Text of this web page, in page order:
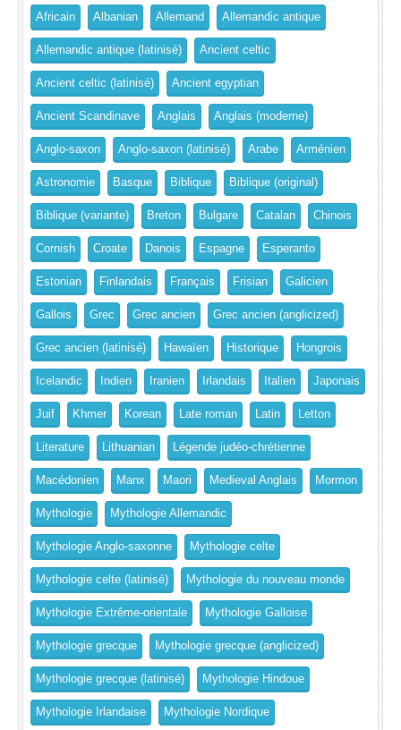
Africain Albanian Allemand Allemandic antique
Allemandic antique (latinisé) Ancient celtic
Ancient celtic (latinisé) Ancient egyptian
Ancient Scandinave Anglais Anglais (moderne)
Anglo-saxon Anglo-saxon (latinisé) Arabe Arménien
Astronomie Basque Biblique Biblique (original)
Biblique (variante) Breton Bulgare Catalan Chinois
Cornish Croate Danois Espagne Esperanto
Estonian Finlandais Français Frisian Galicien
Gallois Grec Grec ancien Grec ancien (anglicized)
Grec ancien (latinisé) Hawaïen Historique Hongrois
Icelandic Indien Iranien Irlandais Italien Japonais
Juif Khmer Korean Late roman Latin Letton
Literature Lithuanian Légende judéo-chrétienne
Macédonien Manx Maori Medieval Anglais Mormon
Mythologie Mythologie Allemandic
Mythologie Anglo-saxonne Mythologie celte
Mythologie celte (latinisé) Mythologie du nouveau monde
Mythologie Extrême-orientale Mythologie Galloise
Mythologie grecque Mythologie grecque (anglicized)
Mythologie grecque (latinisé) Mythologie Hindoue
Mythologie Irlandaise Mythologie Nordique